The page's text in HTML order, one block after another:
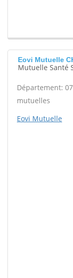
Eovi Mutuelle
Mutuelle Santé
Département: 07
mutuelles
Eovi Mutuelle